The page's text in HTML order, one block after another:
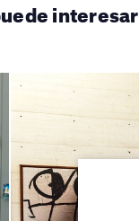
interesar